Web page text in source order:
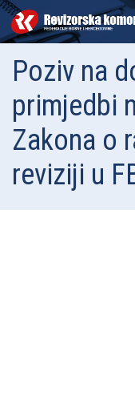
Poziv na
primjedbi
Zakona o
reviziji u